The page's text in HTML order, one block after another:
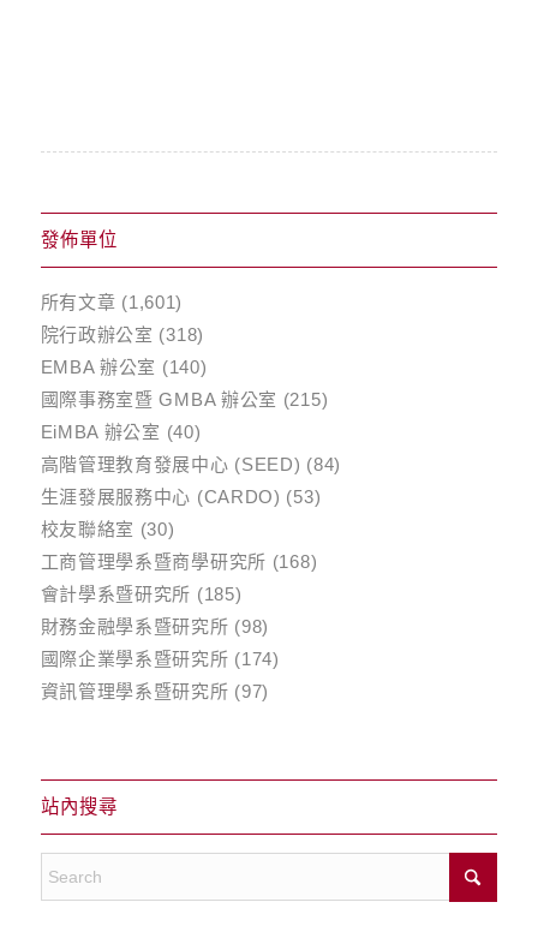
發佈單位
所有文章 (1,601)
院行政辦公室 (318)
EMBA 辦公室 (140)
國際事務室暨 GMBA 辦公室 (215)
EiMBA 辦公室 (40)
高階管理教育發展中心 (SEED) (84)
生涯發展服務中心 (CARDO) (53)
校友聯絡室 (30)
工商管理學系暨商學研究所 (168)
會計學系暨研究所 (185)
財務金融學系暨研究所 (98)
國際企業學系暨研究所 (174)
資訊管理學系暨研究所 (97)
站內搜尋